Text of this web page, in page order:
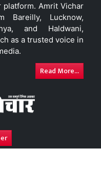
Amrit Vichar
Bareilly, Lucknow,
and Haldwani,
as a trusted voice in
Read More...